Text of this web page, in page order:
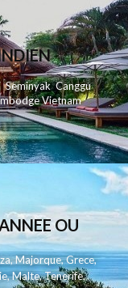
SeminyakCanggu
Vietnam
OU
,Majorque,Grece,
,Malte,Tenerife,